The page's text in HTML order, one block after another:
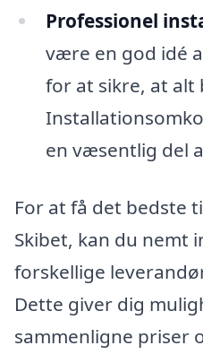
Professionel
være en god idé
for at sikre, at
en væsentlig del
For at få det bedste
Skibet, kan du nemt
forskellige
Dette giver dig
sammenligne priser